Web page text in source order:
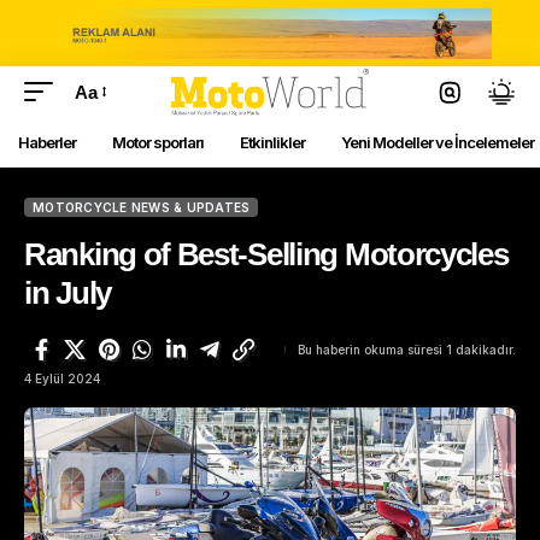
Aa
Haberler Motor sporları Etkinlikler Yeni Modeller ve İncelemeler
MOTORCYCLE NEWS & UPDATES
Ranking of Best-Selling Motorcycles
in July
4 Eylül 2024
Bu haberin okuma süresi 1 dakikadır.